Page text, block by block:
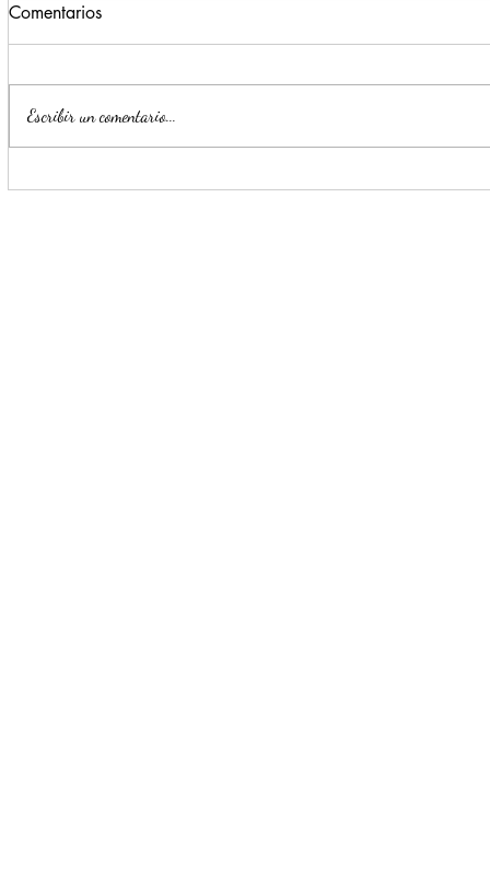
Impulsa Mijes 'Modo
Para
Comentarios
Escribir un comentario...